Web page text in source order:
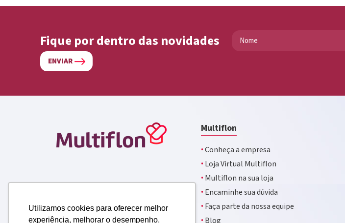
Utilizamos cookies para oferecer melhor
experiência, melhorar o desempenho,
Fique por dentro das novidades
ENVIAR
Multiflon
·Conheça a empresa
· Loja Virtual Multiflon
· Multiflon na sua loja
· Encaminhe sua dúvida
· Faça parte da nossa equipe
· Blog